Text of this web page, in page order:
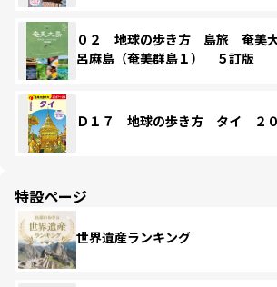
０２ 地球の歩き方 島旅 奄美
呂麻島（奄美群島１） ５訂版
Ｄ１７ 地球の歩き方 タイ ２０
特設ページ
世界遺産ランキング